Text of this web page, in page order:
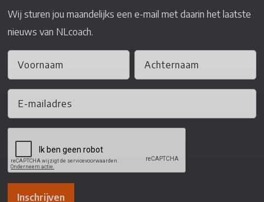
Wij sturen jou maandelijks een e-mail met daarin het laatste
nieuws van NLcoach.
Inschrijven